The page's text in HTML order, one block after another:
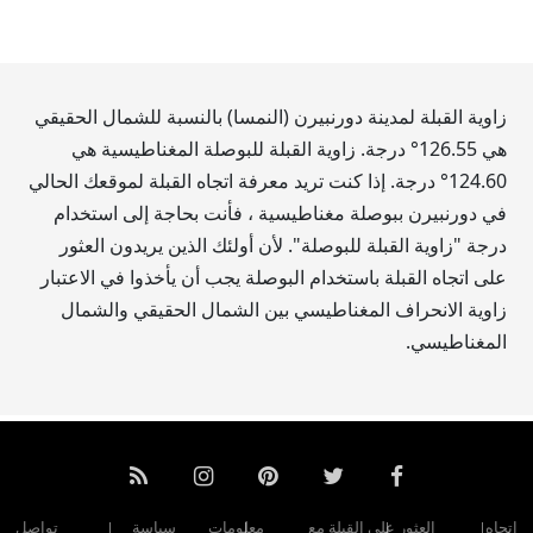
زاوية القبلة لمدينة دورنبيرن (النمسا) بالنسبة للشمال الحقيقي
هي126.55° درجة. زاوية القبلة للبوصلة المغناطيسية هي
124.60° درجة. إذا كنت تريد معرفة اتجاه القبلة لموقعك الحالي
في دورنبيرن ببوصلة مغناطيسية ، فأنت بحاجة إلى استخدام
درجة "زاوية القبلة للبوصلة". لأن أولئك الذين يريدون العثور
على اتجاه القبلة باستخدام البوصلة يجب أن يأخذوا في الاعتبار
زاوية الانحراف المغناطيسي بين الشمال الحقيقي والشمال
المغناطيسي.
اتجاه العثور على القبلة مع معلومات سياسة تواصل